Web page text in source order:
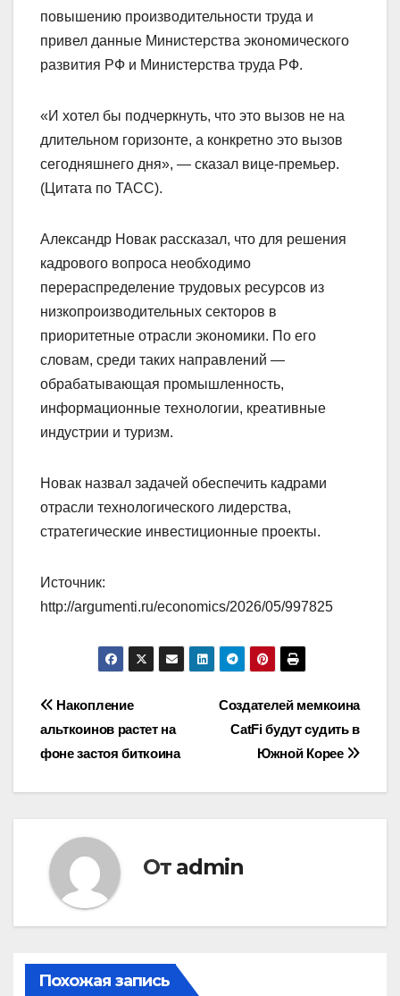
повышению производительности труда и
привел данные Министерства экономического
развития РФ и Министерства труда РФ.
«И хотел бы подчеркнуть, что это вызов не на
длительном горизонте, а конкретно это вызов
сегодняшнего дня», — сказал вице-премьер.
(Цитата по ТАСС).
Александр Новак рассказал, что для решения
кадрового вопроса необходимо
перераспределение трудовых ресурсов из
низкопроизводительных секторов в
приоритетные отрасли экономики. По его
словам, среди таких направлений —
обрабатывающая промышленность,
информационные технологии, креативные
индустрии и туризм.
Новак назвал задачей обеспечить кадрами
отрасли технологического лидерства,
стратегические инвестиционные проекты.
Источник:
http://argumenti.ru/economics/2026/05/997825
Навигация
по
записям
Создателей мемкоина
CatFi будут судить в
Южной Корее
Накопление
альткоинов растет на
фоне застоя биткоина
От admin
Похожая запись